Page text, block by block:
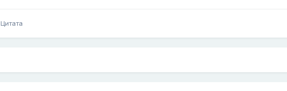
Цитата